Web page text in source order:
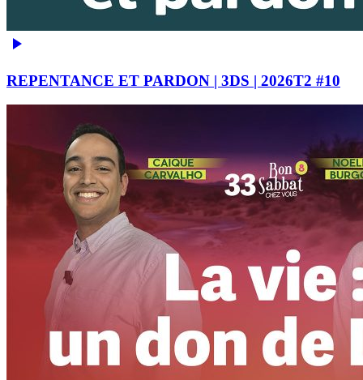
REPENTANCE ET PARDON | 3DS | 2026T2 #10